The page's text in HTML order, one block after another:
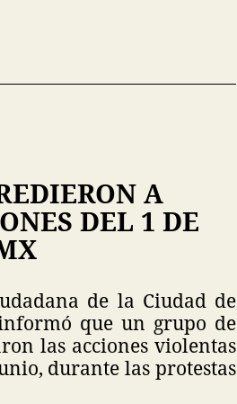
A
DEL 1 DE
de la Ciudad de
informó que un grupo de
las acciones violentas
durante las protestas